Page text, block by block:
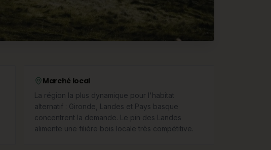
Marché local
La région la plus dynamique pour l'habitat
alternatif : Gironde, Landes et Pays basque
concentrent la demande. Le pin des Landes
alimente une filière bois locale très compétitive.